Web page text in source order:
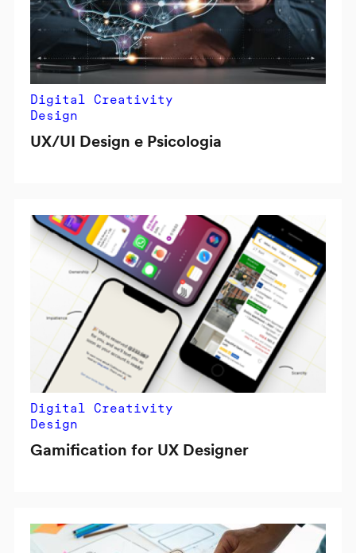
Digital Creativity
Design
UX/UI Design e Psicologia
Digital Creativity
Design
Gamification for UX Designer